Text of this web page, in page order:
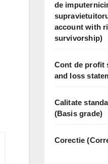
de
account with
survivorship)
Cont de profit
and loss
Calitate
(Basis grade)
Corectie